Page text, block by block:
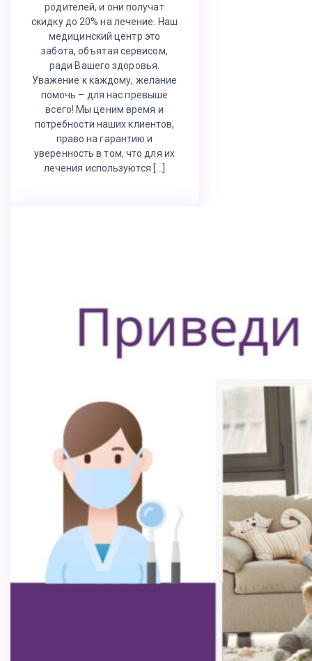
родителей, и они получат
скидку до 20% на лечение. Наш
медицинский центр это
забота, объятая сервисом,
ради Вашего здоровья.
Уважение к каждому, желание
помочь – для нас превыше
всего! Мы ценим время и
потребности наших клиентов,
право на гарантию и
уверенность в том, что для их
лечения используются […]